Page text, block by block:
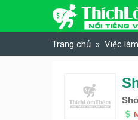
Skip to content
Trang chủ Việc